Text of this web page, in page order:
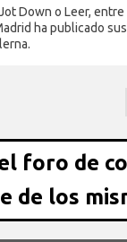
Down o Leer, entre
ha publicado
foro de
de los